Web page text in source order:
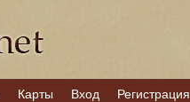
Карты Вход Регистрация